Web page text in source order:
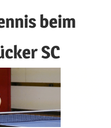
beim
SC